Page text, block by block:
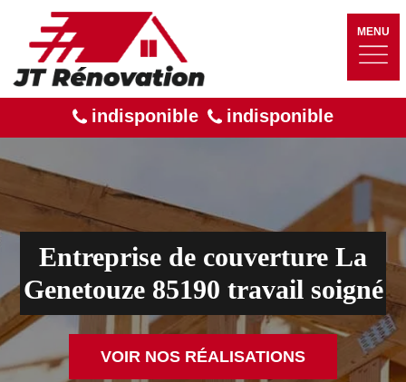
MENU
indisponible indisponible
Entreprise de couverture La
Genetouze 85190 travail soigné
VOIR NOS RÉALISATIONS